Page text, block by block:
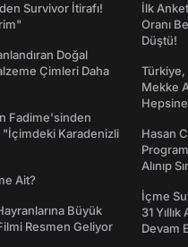
Survivor İtirafı!
Doğal
Çimleri Daha
Fadime'sinden
"İçimdeki Karadenizli
Ait?
Büyük
Resmen Geliyor
İlk
Oranı
Düştü!
Türkiye,
Mekke
Hepsine
Hasan
Alınıp
İçme
31
Devam